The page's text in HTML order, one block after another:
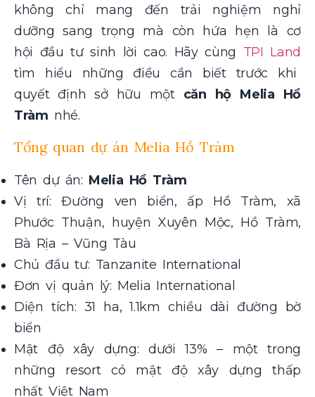
không chỉ mang đến trải nghiệm nghỉ
dưỡng sang trọng mà còn hứa hẹn là cơ
hội đầu tư sinh lời cao. Hãy cùng TPI Land
tìm hiểu những điều cần biết trước khi
quyết định sở hữu một căn hộ Melia Hồ
Tràm nhé.
Tổng quan dự án Melia Hồ Tràm
Tên dự án: Melia Hồ Tràm
Vị trí:
Đường ven biển, ấp Hồ Tràm, xã
Phước Thuận, huyện Xuyên Mộc, Hồ Tràm,
Bà Rịa – Vũng Tàu
Chủ đầu tư: Tanzanite International
Đơn vị quản lý: Melia International
Diện tích: 31 ha, 1.1km chiều dài đường bờ
biển
Mật độ xây dựng: dưới 13% – một trong
những resort có mật độ xây dựng thấp
nhất Việt Nam